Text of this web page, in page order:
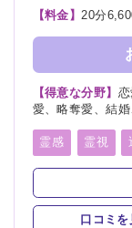
【料金】 20分
【得意な分野】
愛、略奪愛、結
転職、適職、縁
霊感 霊視
前世 後世
死者霊の降霊
口コミを